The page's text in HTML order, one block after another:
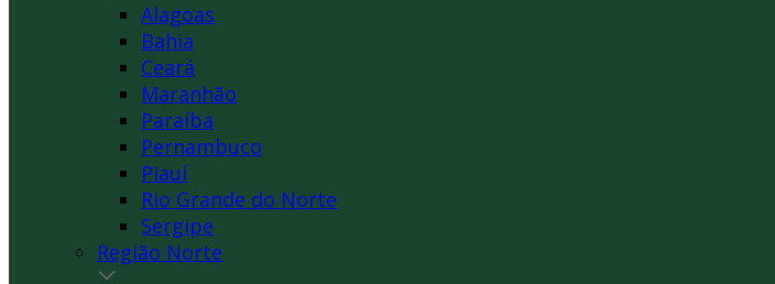
Alagoas
Bahia
Ceará
Maranhão
Paraíba
Pernambuco
Piauí
Rio Grande do Norte
Sergipe
Região Norte